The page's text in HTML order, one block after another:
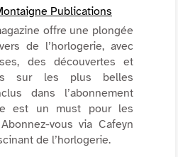
Publications
offre une plongée
de l’horlogerie, avec
des découvertes et
sur les plus belles
dans l’abonnement
est un must pour les
vous via Cafeyn
de l’horlogerie.